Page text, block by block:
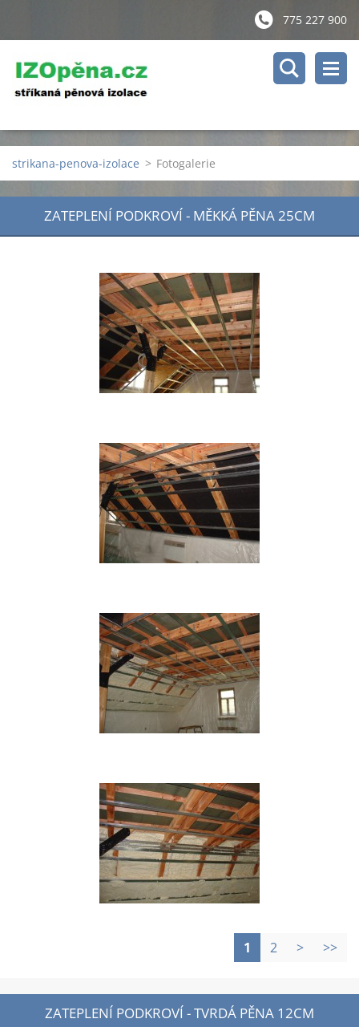
775 227 900
strikana-penova-izolace > Fotogalerie
ZATEPLENÍ PODKROVÍ - MĚKKÁ PĚNA 25CM
1 2 > >>
ZATEPLENÍ PODKROVÍ - TVRDÁ PĚNA 12CM